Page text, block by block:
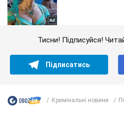
Тисни! Підписуйся!
Підписатись
Кримінальні новини